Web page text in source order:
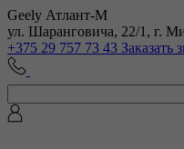
Geely Атлант-М
ул. Шаранговича, 22/1, г.
+375 29 757 73 43 Заказать